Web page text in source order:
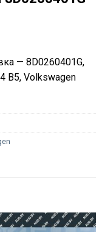
— 8D0260401G,
B5, Volkswagen